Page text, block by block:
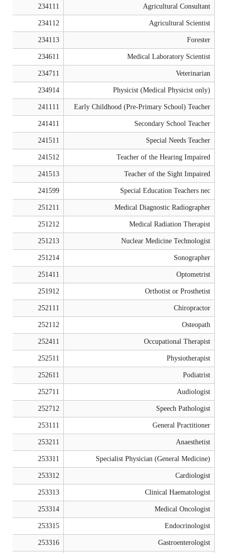
Agricultural Consultant
234111
Agricultural Scientist
234112
Forester
234113
Medical Laboratory Scientist
234611
Veterinarian
234711
Physicist (Medical Physicist only)
234914
Early Childhood (Pre-Primary School) Teacher
241111
Secondary School Teacher
241411
Special Needs Teacher
241511
Teacher of the Hearing Impaired
241512
Teacher of the Sight Impaired
241513
Special Education Teachers nec
241599
Medical Diagnostic Radiographer
251211
Medical Radiation Therapist
251212
Nuclear Medicine Technologist
251213
Sonographer
251214
Optometrist
251411
Orthotist or Prosthetist
251912
Chiropractor
252111
Osteopath
252112
Occupational Therapist
252411
Physiotherapist
252511
Podiatrist
252611
Audiologist
252711
Speech Pathologist
252712
General Practitioner
253111
Anaesthetist
253211
Specialist Physician (General Medicine)
253311
Cardiologist
253312
Clinical Haematologist
253313
Medical Oncologist
253314
Endocrinologist
253315
Gastroenterologist
253316